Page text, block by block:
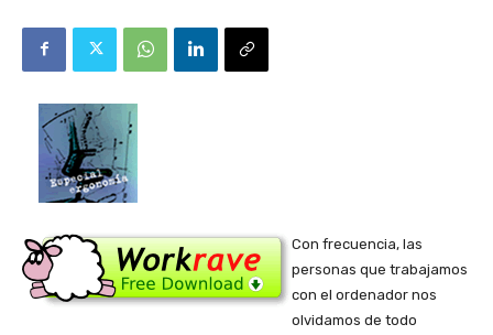
Con frecuencia, las
personas que trabajamos
con el ordenador nos
olvidamos de todo